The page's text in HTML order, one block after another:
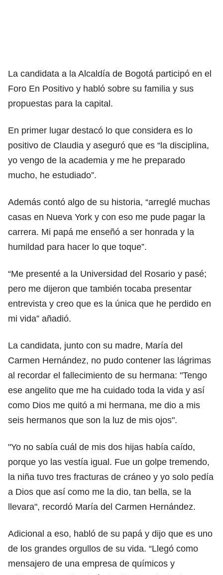
La candidata a la Alcaldía de Bogotá participó en el
Foro En Positivo y habló sobre su familia y sus
propuestas para la capital.
En primer lugar destacó lo que considera es lo
positivo de Claudia y aseguró que es “la disciplina,
yo vengo de la academia y me he preparado
mucho, he estudiado”.
Además contó algo de su historia, “arreglé muchas
casas en Nueva York y con eso me pude pagar la
carrera. Mi papá me enseñó a ser honrada y la
humildad para hacer lo que toque”.
“Me presenté a la Universidad del Rosario y pasé;
pero me dijeron que también tocaba presentar
entrevista y creo que es la única que he perdido en
mi vida” añadió.
La candidata, junto con su madre, María del
Carmen Hernández, no pudo contener las lágrimas
al recordar el fallecimiento de su hermana: "Tengo
ese angelito que me ha cuidado toda la vida y así
como Dios me quitó a mi hermana, me dio a mis
seis hermanos que son la luz de mis ojos".
"Yo no sabía cuál de mis dos hijas había caído,
porque yo las vestía igual. Fue un golpe tremendo,
la niña tuvo tres fracturas de cráneo y yo solo pedía
a Dios que así como me la dio, tan bella, se la
llevara", recordó María del Carmen Hernández.
Adicional a eso, habló de su papá y dijo que es uno
de los grandes orgullos de su vida. “Llegó como
mensajero de una empresa de químicos y